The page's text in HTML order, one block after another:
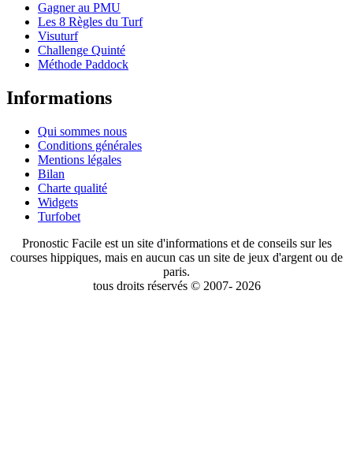
Gagner au PMU
Les 8 Règles du Turf
Visuturf
Challenge Quinté
Méthode Paddock
Informations
Qui sommes nous
Conditions générales
Mentions légales
Bilan
Charte qualité
Widgets
Turfobet
Pronostic Facile est un site d'informations et de conseils sur les
courses hippiques, mais en aucun cas un site de jeux d'argent ou de
paris.
tous droits réservés © 2007- 2026